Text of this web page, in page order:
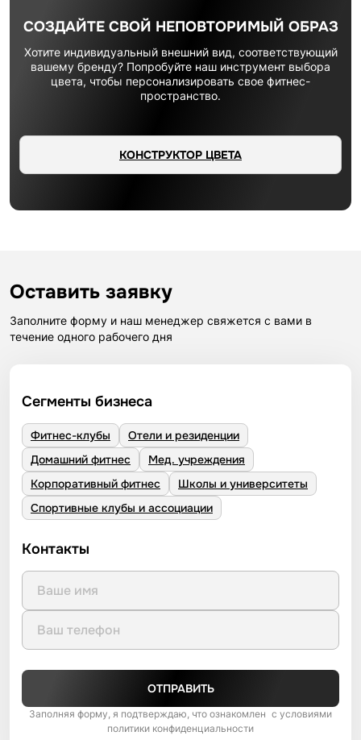
СОЗДАЙТЕ СВОЙ НЕПОВТОРИМЫЙ ОБРАЗ
Хотите индивидуальный внешний вид, соответствующий
вашему бренду? Попробуйте наш инструмент выбора
цвета, чтобы персонализировать свое фитнес-
пространство.
КОНСТРУКТОР ЦВЕТА
Оставить заявку
Заполните форму и наш менеджер свяжется с вами в
течение одного рабочего дня
Сегменты бизнеса
Фитнес-клубы
Отели и резиденции
Домашний фитнес
Мед. учреждения
Корпоративный фитнес
Школы и университеты
Спортивные клубы и ассоциации
Контакты
ОТПРАВИТЬ
Заполняя форму, я подтверждаю, что ознакомлен с условиями
политики конфиденциальности